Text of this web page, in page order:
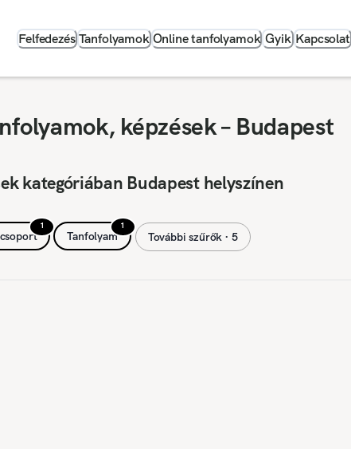
Felfedezés Tanfolyamok Online tanfolyamok Gyik Kapcsolat
képzések – Budapest
kategóriában Budapest helyszínen
1 1
Tanfolyam További szűrők ∙ 5